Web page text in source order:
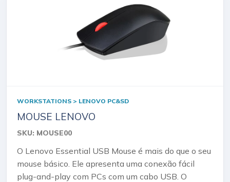
WORKSTATIONS > LENOVO PC&SD
MOUSE LENOVO
SKU: MOUSE00
O Lenovo Essential USB Mouse é mais do que o seu
mouse básico. Ele apresenta uma conexão fácil
plug-and-play com PCs com um cabo USB. O